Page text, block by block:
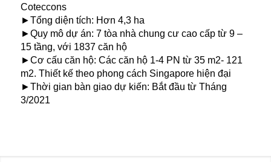
Coteccons
►Tổng diện tích: Hơn 4,3 ha
►Quy mô dự án: 7 tòa nhà chung cư cao cấp từ 9 –
15 tầng, với 1837 căn hộ
►Cơ cấu căn hộ: Các căn hộ 1-4 PN từ 35 m2- 121
m2. Thiết kế theo phong cách Singapore hiện đại
►Thời gian bàn giao dự kiến: Bắt đầu từ Tháng
3/2021